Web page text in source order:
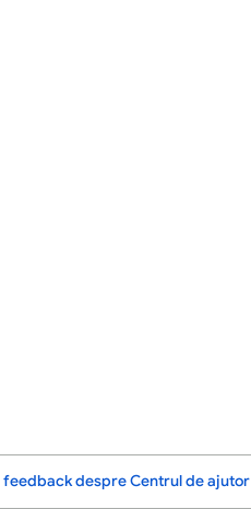
despre Centrul de ajutor